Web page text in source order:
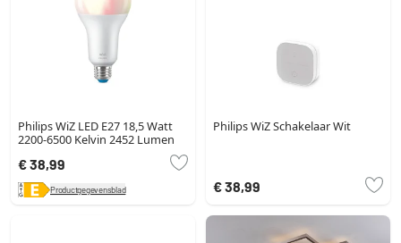
Philips WiZ LED E27 18,5 Watt
2200-6500 Kelvin 2452 Lumen
€ 38,99
Productgegevensblad
Philips WiZ Schakelaar Wit
€ 38,99